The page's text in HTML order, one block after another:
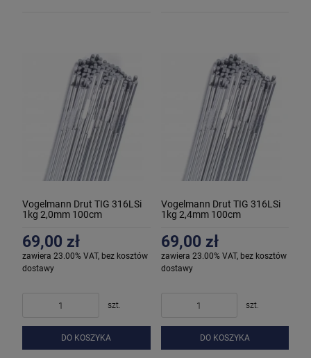
Vogelmann Drut TIG 316LSi
1kg 2,0mm 100cm
69,00 zł
zawiera 23.00% VAT, bez kosztów
dostawy
szt.
DO KOSZYKA
Vogelmann Drut TIG 316LSi
1kg 2,4mm 100cm
69,00 zł
zawiera 23.00% VAT, bez kosztów
dostawy
szt.
DO KOSZYKA